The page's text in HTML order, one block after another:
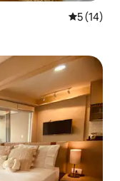
5 (14)